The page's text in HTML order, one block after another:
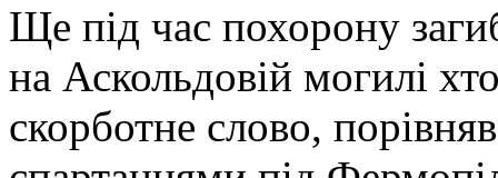
Ще під час похорону
на Аскольдовій могилі
скорботне слово,